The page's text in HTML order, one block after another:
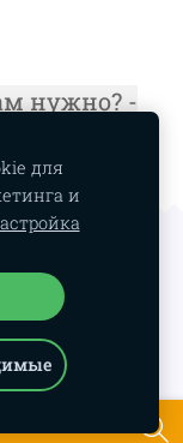
нужно? -
для
и